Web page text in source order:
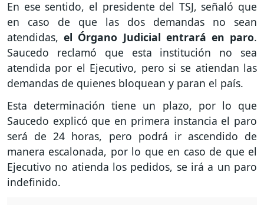
En ese sentido, el presidente del TSJ, señaló que
en caso de que las dos demandas no sean
atendidas,el Órgano Judicial entrará en paro.
Saucedo reclamó que esta institución no sea
atendida por el Ejecutivo, pero si se atiendan las
demandas de quienes bloquean y paran el país.
Esta determinación tiene un plazo, por lo que
Saucedo explicó que en primera instancia el paro
será de 24 horas, pero podrá ir ascendido de
manera escalonada, por lo que en caso de que el
Ejecutivo no atienda los pedidos, se irá a un paro
indefinido.